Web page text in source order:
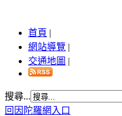
首頁 |
網站導覽 |
交通地圖 |
搜尋...
回因陀羅網入口